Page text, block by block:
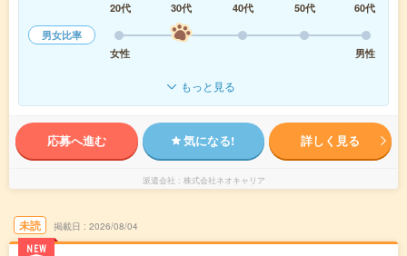
20代
30代 40代 50代
60代
男女比率
女性
男性
もっと見る
応募へ進む 気になる! 詳しく見る
派遣会社 株式会社ネオキャリア
未読
NEW
掲載日 2026/08/04